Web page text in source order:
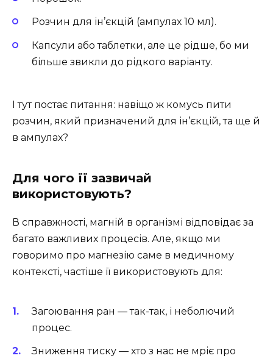
Розчин для ін’єкцій (ампулах 10 мл).
Капсули або таблетки, але це рідше, бо ми
більше звикли до рідкого варіанту.
І тут постає питання: навіщо ж комусь пити
розчин, який призначений для ін’єкцій, та ще й
в ампулах?
Для чого її зазвичай
використовують?
В справжності, магній в організмі відповідає за
багато важливих процесів. Але, якщо ми
говоримо про магнезію саме в медичному
контексті, частіше її використовують для:
Загоювання ран — так-так, і неболючий
процес.
Зниження тиску — хто з нас не мріє про